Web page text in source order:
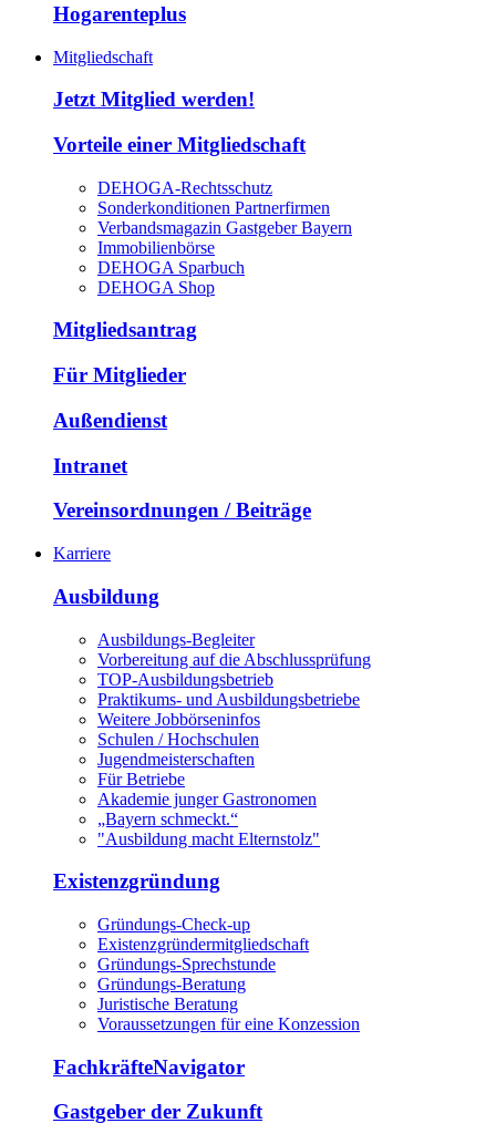
Hogarenteplus
Mitgliedschaft
Jetzt Mitglied werden!
Vorteile einer Mitgliedschaft
DEHOGA-Rechtsschutz
Sonderkonditionen Partnerfirmen
Verbandsmagazin Gastgeber Bayern
Immobilienbörse
DEHOGA Sparbuch
DEHOGA Shop
Mitgliedsantrag
Für Mitglieder
Außendienst
Intranet
Vereinsordnungen / Beiträge
Karriere
Ausbildung
Ausbildungs-Begleiter
Vorbereitung auf die Abschlussprüfung
TOP-Ausbildungsbetrieb
Praktikums- und Ausbildungsbetriebe
Weitere Jobbörseninfos
Schulen / Hochschulen
Jugendmeisterschaften
Für Betriebe
Akademie junger Gastronomen
„Bayern schmeckt.“
"Ausbildung macht Elternstolz"
Existenzgründung
Gründungs-Check-up
Existenzgründermitgliedschaft
Gründungs-Sprechstunde
Gründungs-Beratung
Juristische Beratung
Voraussetzungen für eine Konzession
FachkräfteNavigator
Gastgeber der Zukunft